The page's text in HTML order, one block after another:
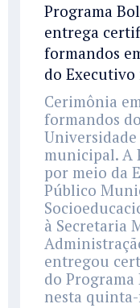
Programa
entrega
formandos
do
Cerimônia
formandos
municipal. A
por meio da
Público
à Secretaria
entregou
do Programa
nesta